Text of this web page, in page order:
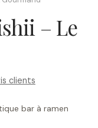
– Le
clients
bar à ramen